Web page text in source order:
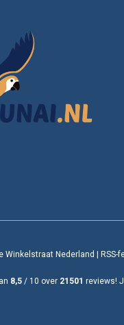
Winkelstraat Nederland RSS-
8,5 / 10 over 21501 reviews!